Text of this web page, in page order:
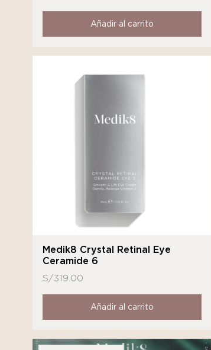
Añadir al carrito
Medik8 Crystal Retinal Eye
Ceramide 6
S/319.00
Añadir al carrito